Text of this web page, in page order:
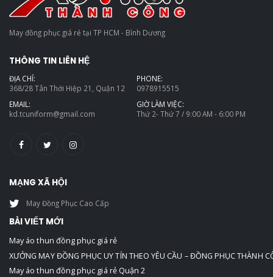
May đồng phục giá rẻ tại TP HCM - Bình Dương
THÔNG TIN LIÊN HỆ
ĐỊA CHỈ:
368/28 Tân Thới Hiệp 21, Quận 12
PHONE:
0978915515
EMAIL:
kd.tcuniform@gmail.com
GIỜ LÀM VIỆC:
Thứ 2- Thứ 7 / 9:00 AM - 6:00 PM
MẠNG XÃ HỘI
May Đồng Phục Cao Cấp
BÀI VIẾT MỚI
May áo thun đồng phục giá rẻ
XƯỞNG MAY ĐỒNG PHỤC UY TÍN THEO YÊU CẦU – ĐỒNG PHỤC THÀNH
May áo thun đồng phục giá rẻ Quận 2